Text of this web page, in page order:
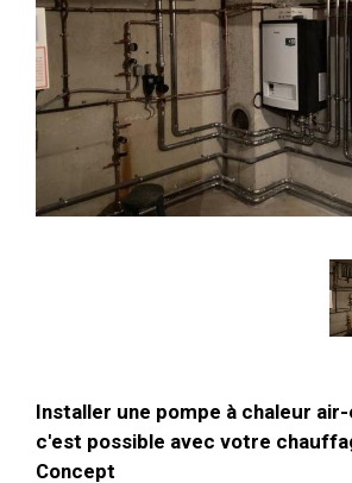
Installer une pompe à chaleur
c'est possible avec votre
Concept